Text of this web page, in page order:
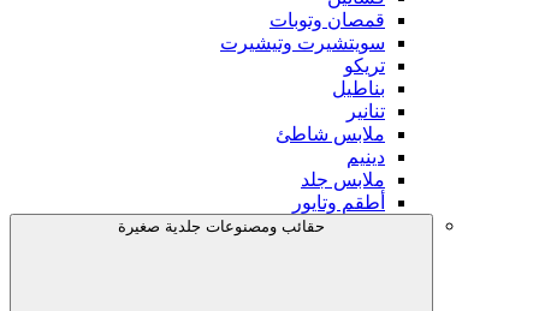
قمصان وتوبات
سويتشيرت وتيشيرت
تريكو
بناطيل
تنانير
ملابس شاطئ
دينيم
ملابس جلد
أطقم وتايور
حقائب ومصنوعات جلدية صغيرة